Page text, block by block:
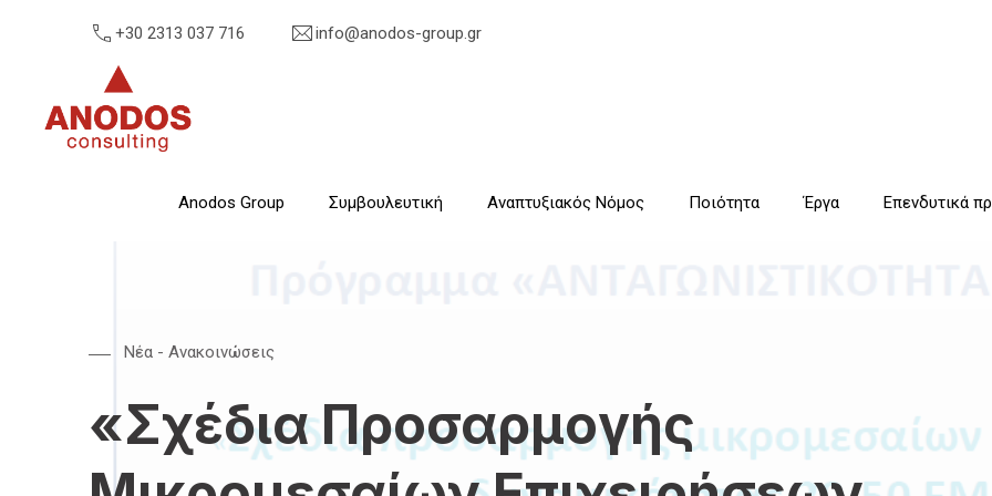
+30 2313 037 716
info@anodos-group.gr
Anodos Group
Anodos Group Συμβουλευτική Αναπτυξιακός Νόμος Ποιότητα Έργα Επενδυτικά
Nέα - Ανακοινώσεις
«Σχέδια Προσαρμογής